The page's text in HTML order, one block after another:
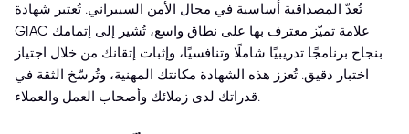
تُعدّ المصداقية أساسية في مجال الأمن السيبراني. تُعتبر شهادة
GIAC علامة تميّز معترف بها على نطاق واسع، تُشير إلى إتمامك
بنجاح برنامجًا تدريبيًا شاملًا وتنافسيًا، وإثبات إتقانك من خلال اجتياز
اختبار دقيق. تُعزز هذه الشهادة مكانتك المهنية، وتُرسّخ الثقة في
قدراتك لدى زملائك وأصحاب العمل والعملاء.